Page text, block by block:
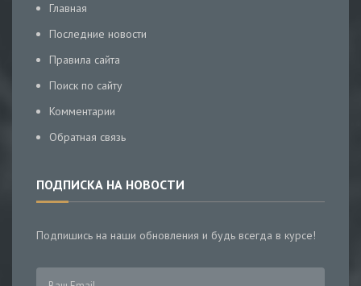
Главная
Последние новости
Правила сайта
Поиск по сайту
Комментарии
Обратная связь
ПОДПИСКА НА НОВОСТИ
Подпишись на наши обновления и будь всегда в курсе!